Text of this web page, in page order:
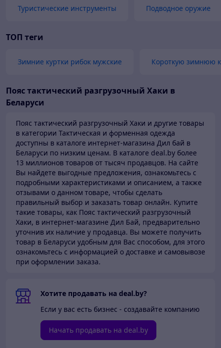
Туристические инструменты Подводное оружие
ТОП теги
Зимние куртки рибок мужские Короткую зимнюю
Пояс тактический разгрузочный Хаки в
Беларуси
Пояс тактический разгрузочный Хаки и другие товары
в категории Тактическая и форменная одежда
доступны в каталоге интернет-магазина Дил бай в
Беларуси по низким ценам. В каталоге deal.by более
13 миллионов товаров от тысяч продавцов. На сайте
Вы найдете выгодные предложения, ознакомьтесь с
подробными характеристиками и описанием, а также
отзывами о данном товаре, чтобы сделать
правильный выбор и заказать товар онлайн. Купите
такие товары, как Пояс тактический разгрузочный
Хаки, в интернет-магазине Дил Бай, предварительно
уточнив их наличие у продавца. Вы можете получить
товар в Беларуси удобным для Вас способом, для этого
ознакомьтесь с информацией о доставке и самовывозе
при оформлении заказа.
Хотите продавать на deal.by?
Если у вас есть бизнес - создавайте компанию
Начать продавать на deal.by